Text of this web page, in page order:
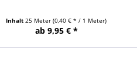
Inhalt25 Meter(0,40 € * / 1 Meter)
ab 9,95 € *